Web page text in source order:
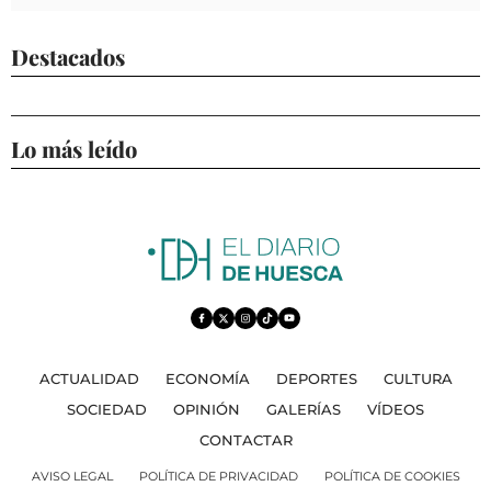
Destacados
Lo más leído
ACTUALIDAD ECONOMÍA DEPORTES
CULTURA
SOCIEDAD
OPINIÓN GALERÍAS
VÍDEOS
CONTACTAR
AVISO LEGAL POLÍTICA DE PRIVACIDAD POLÍTICA DE COOKIES